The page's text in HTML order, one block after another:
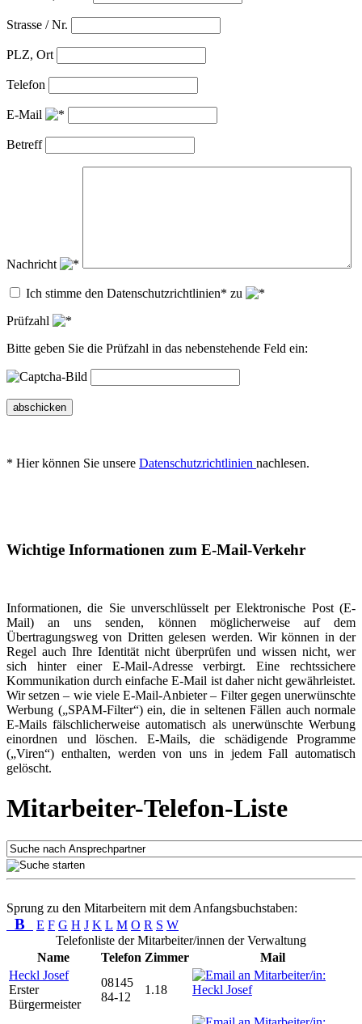
Strasse / Nr.
PLZ, Ort
Telefon
E-Mail
Betreff
Nachricht
Ich stimme den Datenschutzrichtlinien* zu
Prüfzahl
Bitte geben Sie die Prüfzahl in das nebenstehende Feld ein:
abschicken
* Hier können Sie unsere Datenschutzrichtlinien nachlesen.
Wichtige Informationen zum E-Mail-Verkehr
Informationen, die Sie unverschlüsselt per Elektronische Post (E-
Mail) an uns senden, können möglicherweise auf dem
Übertragungsweg von Dritten gelesen werden. Wir können in der
Regel auch Ihre Identität nicht überprüfen und wissen nicht, wer
sich hinter einer E-Mail-Adresse verbirgt. Eine rechtssichere
Kommunikation durch einfache E-Mail ist daher nicht gewährleistet.
Wir setzen – wie viele E-Mail-Anbieter – Filter gegen unerwünschte
Werbung („SPAM-Filter“) ein, die in seltenen Fällen auch normale
E-Mails fälschlicherweise automatisch als unerwünschte Werbung
einordnen und löschen. E-Mails, die schädigende Programme
(„Viren“) enthalten, werden von uns in jedem Fall automatisch
gelöscht.
Mitarbeiter-Telefon-Liste
Sprung zu den Mitarbeitern mit dem Anfangsbuchstaben:
B E F G H J K L M O R S W
Telefonliste der Mitarbeiter/innen der Verwaltung
Name
Telefon Zimmer
Mail
Heckl Josef
Erster
Bürgermeister
08145
84-12
1.18